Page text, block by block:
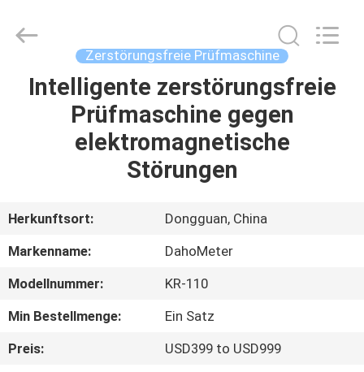
HAUS
PRODUKTE
UNS
AUSFLUG
QUALITÄTSKONTROLLE
Developed
Zerstörungsfreie Prüfmaschine
Intelligente zerstörungsfreie
Prüfmaschine gegen
elektromagnetische
Störungen
Herkunftsort:
Dongguan, China
Markenname:
DahoMeter
Modellnummer:
KR-110
Min Bestellmenge:
Ein Satz
Preis:
USD399 to USD999